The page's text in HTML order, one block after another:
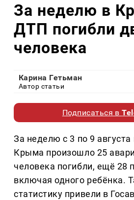
За неделю в
ДТП погибли
человека
Карина Гетьман
Автор статьи
Подписаться в
За неделю с 3 по 9 августа
Крыма произошло 25
человека погибли, ещё 28
включая одного ребёнка.
статистику привели в